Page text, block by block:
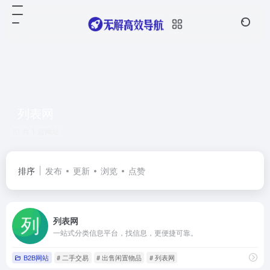
排序 发布 更新 浏览 点赞
列表网
一站式分类信息平台，找信息，更便捷可靠。
B2B网站 # 二手交易 # 出售闲置物品 # 列表网